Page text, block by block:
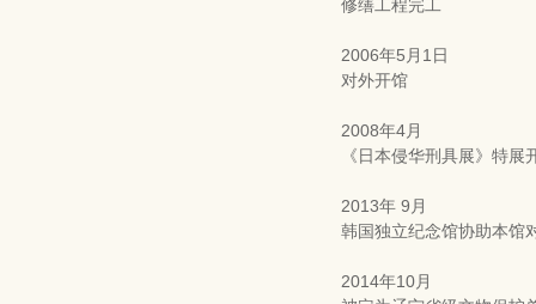
修缮工程完工
2006年5月1日
对外开馆
2008年4月
《日本侵华刑具展》特展
2013年 9月
韩国独立纪念馆协助本馆
2014年10月